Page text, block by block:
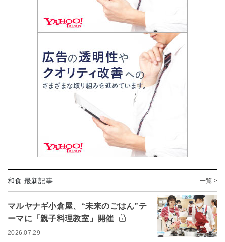
和食 最新記事 一覧 >
マルヤナギ小倉屋、“未来のごはん”テ
ーマに「親子料理教室」開催
2026.07.29